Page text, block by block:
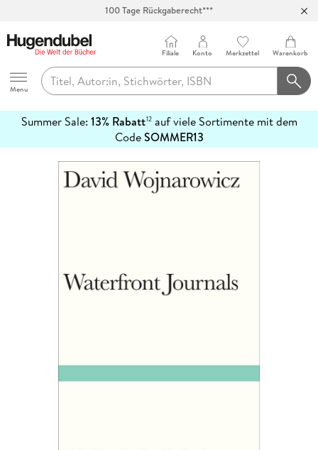
Abholung in über 100 Filialen
Hugendubel
Menu
Filiale Konto Merkzettel Warenkorb
Summer Sale: 13% Rabatt12auf viele Sortimente mit dem
CodeSOMMER13
erfahren